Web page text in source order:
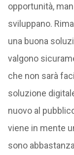
opportunità,
sviluppano.
una buona
valgono
che non sarà
soluzione
nuovo al
viene in mente
sono